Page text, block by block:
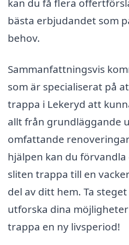
kan du få flera
bästa erbjudandet som
behov.
Sammanfattningsvis
som är specialiserat på
trappa i Lekeryd att
allt från grundläggande
omfattande
hjälpen kan du förvandla
sliten trappa till en
del av ditt hem. Ta
utforska dina
trappa en ny livsperiod!